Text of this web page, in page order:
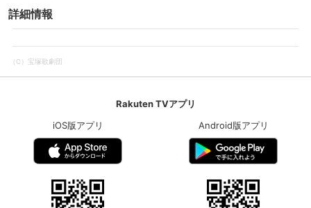
子のスペシャルトークをお届け！
詳細情報
（C）宝塚歌劇団
Rakuten TVアプリ
iOS版アプリ
Android版アプリ